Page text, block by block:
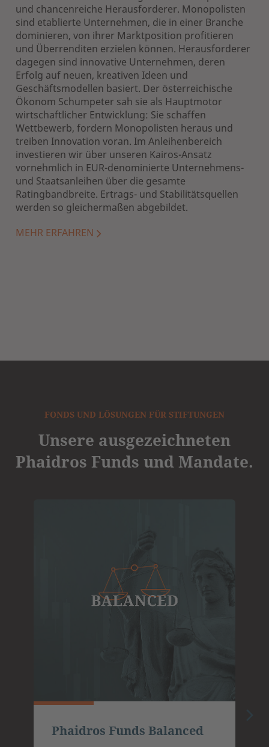
und chancenreiche Herausforderer. Monopolisten
sind etablierte Unternehmen, die in einer Branche
dominieren, von ihrer Marktposition profitieren
und Überrenditen erzielen können. Herausforderer
dagegen sind innovative Unternehmen, deren
Erfolg auf neuen, kreativen Ideen und
Geschäftsmodellen basiert. Der österreichische
Ökonom Schumpeter sah sie als Hauptmotor
wirtschaftlicher Entwicklung: Sie schaffen
Wettbewerb, fordern Monopolisten heraus und
treiben Innovation voran. Im Anleihenbereich
investieren wir über unseren Kairos-Ansatz
vornehmlich in EUR-denominierte Unternehmens-
und Staatsanleihen über die gesamte
Ratingbandbreite. Ertrags- und Stabilitätsquellen
werden so gleichermaßen abgebildet.
MEHR ERFAHREN
FONDS UND LÖSUNGEN FÜR STIFTUNGEN
Unsere ausgezeichneten
Phaidros Funds und Mandate.
Phaidros Funds Balanced